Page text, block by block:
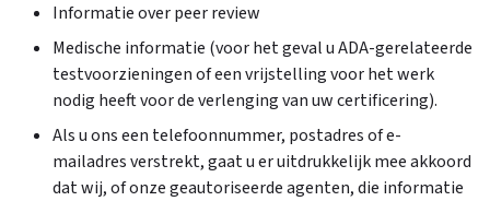
Informatie over peer review
Medische informatie (voor het geval u ADA-gerelateerde
testvoorzieningen of een vrijstelling voor het werk
nodig heeft voor de verlenging van uw certificering).
Als u ons een telefoonnummer, postadres of e-
mailadres verstrekt, gaat u er uitdrukkelijk mee akkoord
dat wij, of onze geautoriseerde agenten, die informatie